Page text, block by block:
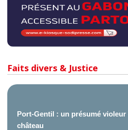
Faits divers & Justice
Port-Gentil : un présumé violeur
château